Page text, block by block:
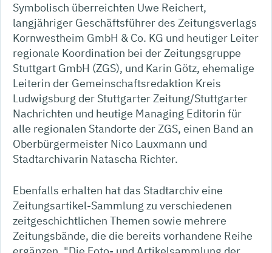
Symbolisch überreichten Uwe Reichert,
langjähriger Geschäftsführer des Zeitungsverlags
Kornwestheim GmbH & Co. KG und heutiger Leiter
regionale Koordination bei der Zeitungsgruppe
Stuttgart GmbH (ZGS), und Karin Götz, ehemalige
Leiterin der Gemeinschaftsredaktion Kreis
Ludwigsburg der Stuttgarter Zeitung/Stuttgarter
Nachrichten und heutige Managing Editorin für
alle regionalen Standorte der ZGS, einen Band an
Oberbürgermeister Nico Lauxmann und
Stadtarchivarin Natascha Richter.
Ebenfalls erhalten hat das Stadtarchiv eine
Zeitungsartikel-Sammlung zu verschiedenen
zeitgeschichtlichen Themen sowie mehrere
Zeitungsbände, die die bereits vorhandene Reihe